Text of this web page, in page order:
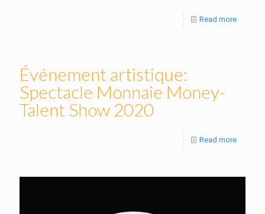
Read more
Événement artistique:
Spectacle Monnaie Money-
Talent Show 2020
Read more